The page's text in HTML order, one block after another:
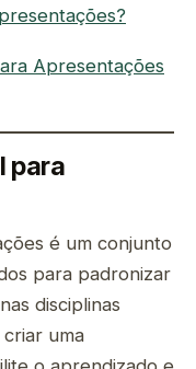
Apresentações
para
é um conjunto
para padronizar
disciplinas
uma